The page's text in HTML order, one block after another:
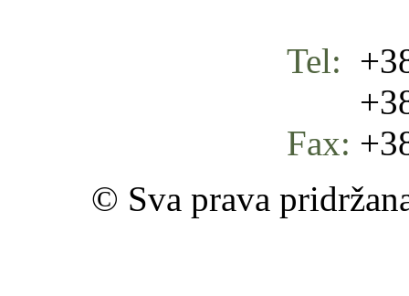
Tel:
+387
Fax:
© Sva prava